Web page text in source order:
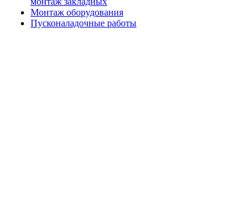
Монтаж оборудования
Пусконаладочные работы